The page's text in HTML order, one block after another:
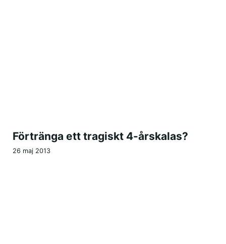
Förtränga ett tragiskt 4-årskalas?
26 maj 2013